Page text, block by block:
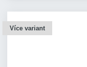
Více variant